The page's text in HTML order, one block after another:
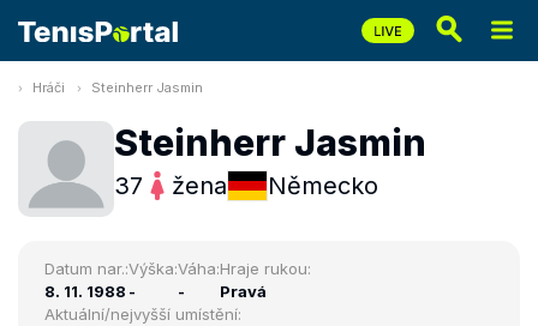
Hráči Steinherr Jasmin
Steinherr Jasmin
37 žena Německo
Datum nar.:
8. 11. 1988
Výška:
-
Váha:
-
Hraje rukou:
Pravá
Aktuální/nejvyšší umístění: